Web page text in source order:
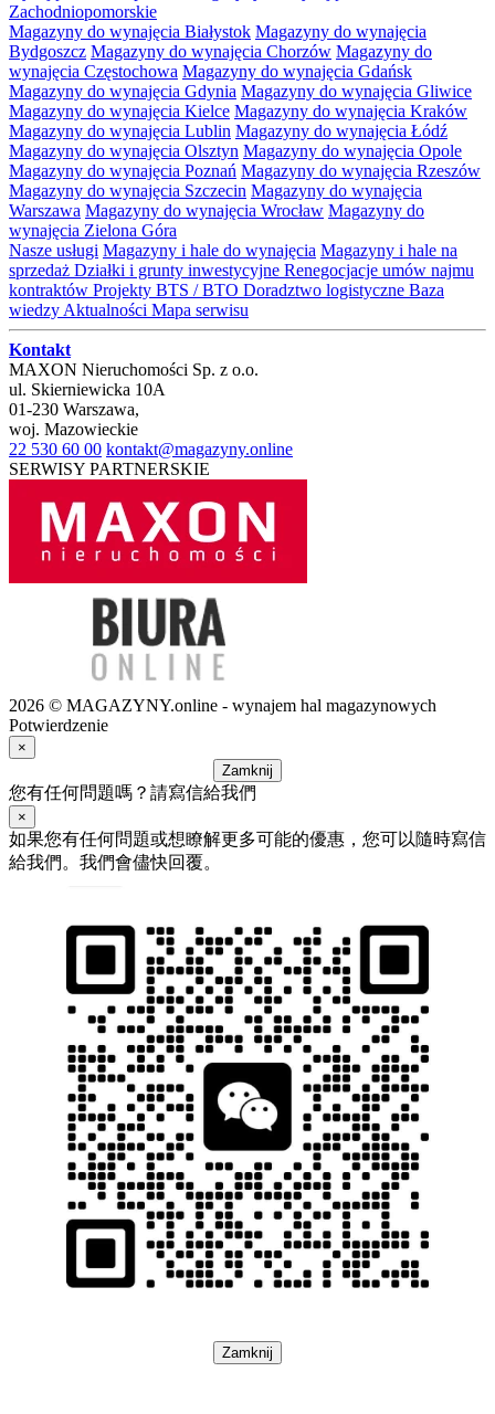
Zachodniopomorskie
Magazyny do wynajęcia Białystok Magazyny do wynajęcia
Bydgoszcz Magazyny do wynajęcia Chorzów Magazyny do
wynajęcia Częstochowa Magazyny do wynajęcia Gdańsk
Magazyny do wynajęcia Gdynia Magazyny do wynajęcia Gliwice
Magazyny do wynajęcia Kielce Magazyny do wynajęcia Kraków
Magazyny do wynajęcia Lublin Magazyny do wynajęcia Łódź
Magazyny do wynajęcia Olsztyn Magazyny do wynajęcia Opole
Magazyny do wynajęcia Poznań Magazyny do wynajęcia Rzeszów
Magazyny do wynajęcia Szczecin Magazyny do wynajęcia
Warszawa Magazyny do wynajęcia Wrocław Magazyny do
wynajęcia Zielona Góra
Nasze usługi Magazyny i hale do wynajęcia Magazyny i hale na
sprzedaż Działki i grunty inwestycyjne Renegocjacje umów najmu
kontraktów Projekty BTS / BTO Doradztwo logistyczne Baza
wiedzy Aktualności Mapa serwisu
Kontakt
MAXON Nieruchomości Sp. z o.o.
ul. Skierniewicka 10A
01-230 Warszawa,
woj. Mazowieckie
22 530 60 00 kontakt@magazyny.online
SERWISY PARTNERSKIE
2026 © MAGAZYNY.online - wynajem hal magazynowych
Potwierdzenie
×
Zamknij
您有任何問題嗎？請寫信給我們
×
如果您有任何問題或想瞭解更多可能的優惠，您可以隨時寫信
給我們。我們會儘快回覆。
Zamknij